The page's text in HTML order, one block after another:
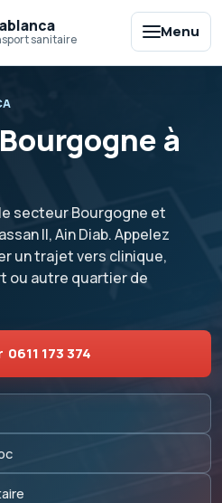
sanitaire Menu
à
secteur Bourgogne et
II, Ain Diab. Appelez
un trajet vers clinique,
ou autre quartier de
0611 173 374